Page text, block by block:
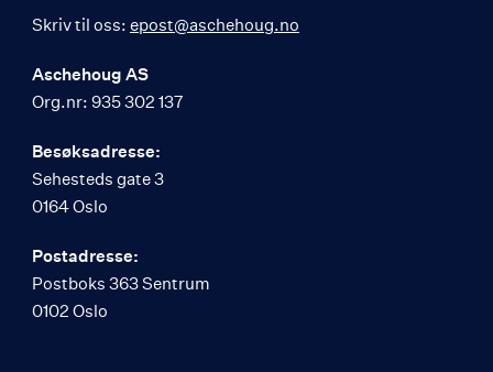
Skriv til oss: epost@aschehoug.no
Aschehoug AS
Org.nr: 935 302 137
Besøksadresse:
Sehesteds gate 3
0164 Oslo
Postadresse:
Postboks 363 Sentrum
0102 Oslo